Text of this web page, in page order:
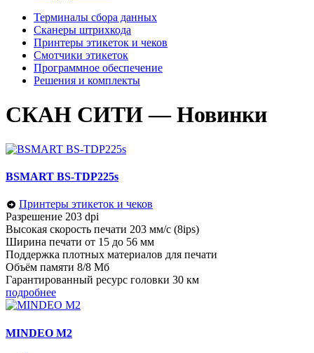
Терминалы сбора данных
Сканеры штрихкода
Принтеры этикеток и чеков
Смотчики этикеток
Программное обеспечение
Решения и комплекты
СКАН СИТИ — Новинки
BSMART BS-TDP225s
Принтеры этикеток и чеков
Разрешение 203 dpi
Высокая скорость печати 203 мм/с (8ips)
Ширина печати от 15 до 56 мм
Поддержка плотных материалов для печати
Объём памяти 8/8 Мб
Гарантированный ресурс головки 30 км
подробнее
MINDEO M2